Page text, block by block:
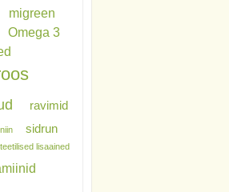
migreen
Omega 3
ravimid
sidrun
lisaained